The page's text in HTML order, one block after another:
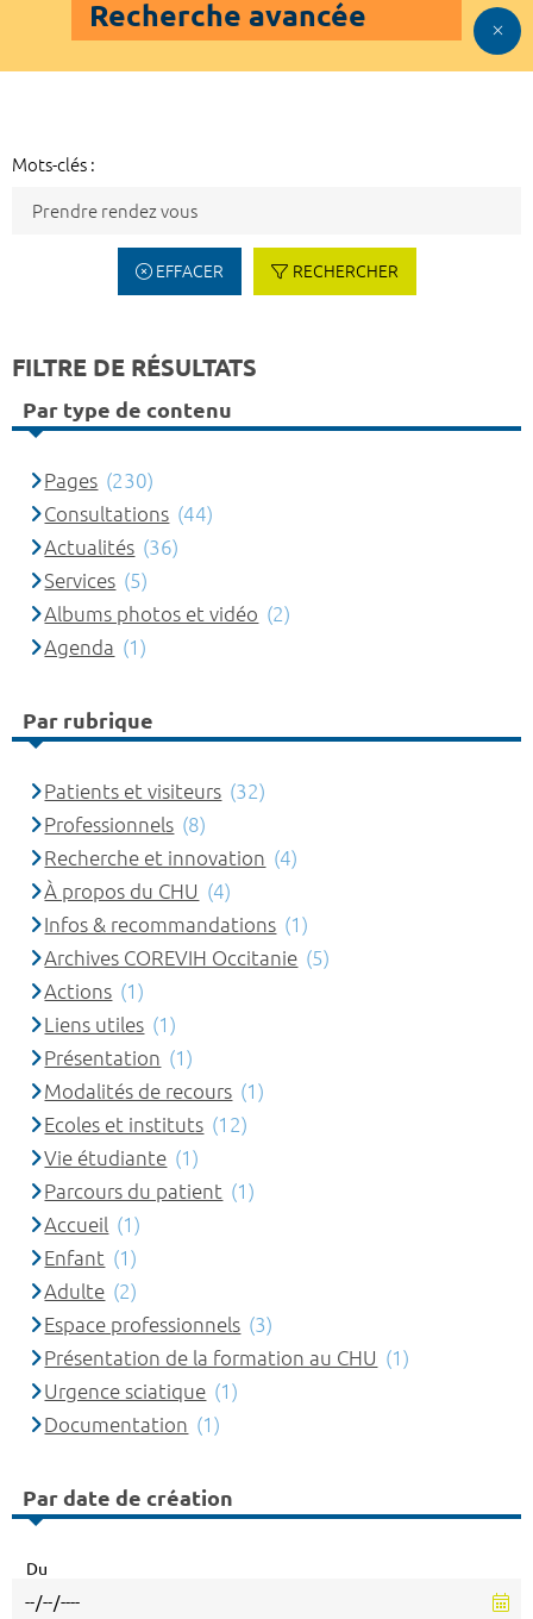
Recherche avancée
Mots-clés :
EFFACER RECHERCHER
FILTRE DE RÉSULTATS
Par type de contenu
Pages (230)
Consultations (44)
Actualités (36)
Services (5)
Albums photos et vidéo (2)
Agenda (1)
Par rubrique
Patients et visiteurs (32)
Professionnels (8)
Recherche et innovation (4)
À propos du CHU (4)
Infos & recommandations (1)
Archives COREVIH Occitanie (5)
Actions (1)
Liens utiles (1)
Présentation (1)
Modalités de recours (1)
Ecoles et instituts (12)
Vie étudiante (1)
Parcours du patient (1)
Accueil (1)
Enfant (1)
Adulte (2)
Espace professionnels (3)
Présentation de la formation au CHU (1)
Urgence sciatique (1)
Documentation (1)
Par date de création
Du